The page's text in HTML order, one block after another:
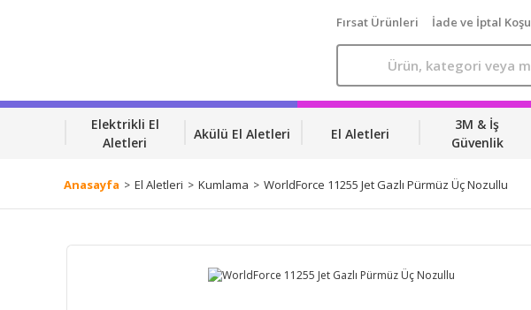
Fırsat Ürünleri İade ve İptal
Elektrikli El
Aletleri
Akülü El Aletleri El Aletleri
3M & İş
Güvenlik
Anasayfa El Aletleri Kumlama WorldForce 11255 Jet Gazlı Pürmüz Üç Nozullu